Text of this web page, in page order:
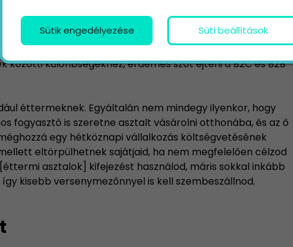
különbségekhez, érdemes szót ejteni a B2C és B2B
éttermeknek. Egyáltalán nem mindegy ilyenkor, hogy
fogyasztó is szeretne asztalt vásárolni otthonába, és az ő
egy hétköznapi vállalkozás költségvetésének
eltörpülhetnek sajátjaid, ha nem megfelelően célzod
asztalok] kifejezést használod, máris sokkal inkább
kisebb versenymezőnnyel is kell szembeszállnod.
Sütik engedélyezése Süti beállítások